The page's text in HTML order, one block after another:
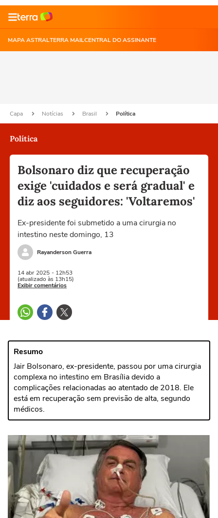
MAPA ASTRALTERRA MAILCENTRAL DO ASSINANTE
Capa Notícias Brasil Política
Política
Bolsonaro diz que recuperação
exige 'cuidados e será gradual' e
diz aos seguidores: 'Voltaremos'
Ex-presidente foi submetido a uma cirurgia no
intestino neste domingo, 13
Rayanderson Guerra
14 abr 2025 - 12h53
(atualizado às 13h15)
Exibir comentários
Resumo
Jair Bolsonaro, ex-presidente, passou por uma cirurgia
complexa no intestino em Brasília devido a
complicações relacionadas ao atentado de 2018. Ele
está em recuperação sem previsão de alta, segundo
médicos.